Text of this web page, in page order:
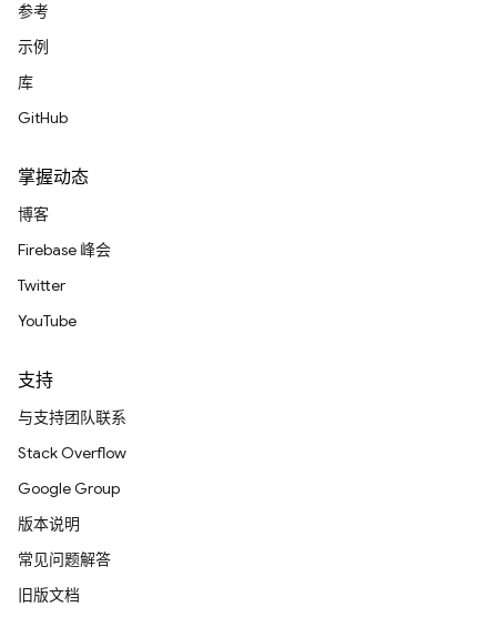
参考
示例
库
GitHub
掌握动态
博客
Firebase 峰会
Twitter
YouTube
支持
与支持团队联系
Stack Overflow
Google Group
版本说明
常见问题解答
旧版文档